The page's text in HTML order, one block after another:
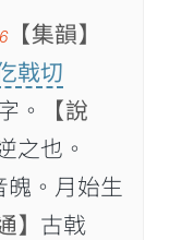
【集韻】
戟切
。
【說
之也。
魄。月始生
】 古戟